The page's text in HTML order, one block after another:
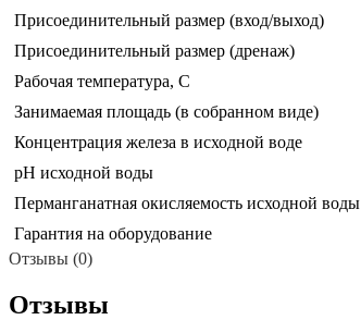
Присоединительный размер (вход/выход)
Присоединительный размер (дренаж)
Рабочая температура, С
Занимаемая площадь (в собранном виде)
Концентрация железа в исходной воде
pH исходной воды
Перманганатная окисляемость исходной воды
Гарантия на оборудование
Отзывы (0)
Отзывы